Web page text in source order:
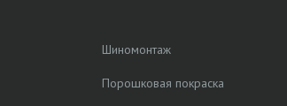
Шиномонтаж
Порошковая покраска